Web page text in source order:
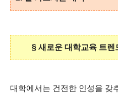
§ 새로운 대학교육 트렌
대학에서는 건전한 인성을 갖